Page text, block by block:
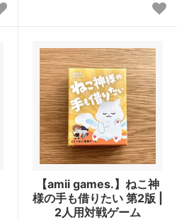
【amii games.】ねこ神
様の手も借りたい 第2版 |
2人用対戦ゲーム